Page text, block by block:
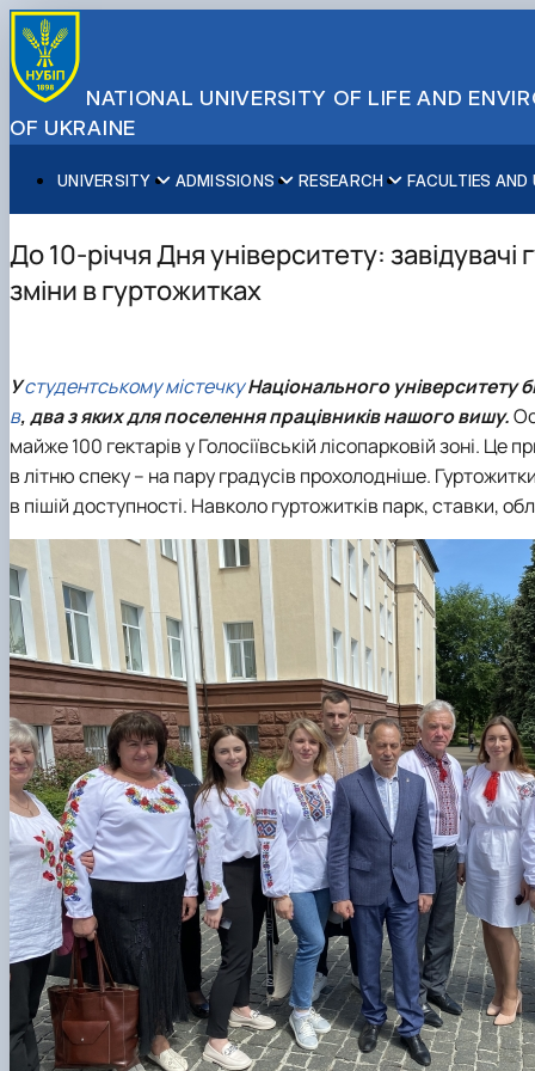
NATIONAL UNIVERSITY OF LIFE AND
OF UKRAINE
UNIVERSITY
About NUBiP
Campus & Facilities
Distinguished Community
ADMISSIONS
Academic Programs
International Student Support
About Ukraine and Kyiv
RESEARCH
Research Excellence
Projects
Publications & Journals
Science for Business
FACULTIES AND
Educational and Research Institutes
Educational & Research Farms
Research Institutes
Partnerships
Erasmus+ Mobility
International Relations Office
Faculties and Units
Press Service
До 10-річчя Дня університету:
зміни в гуртожитках
Устудентському містечкуНаціонального університету
в, два з яких для поселення працівників нашого вишу.
майже 100 гектарів у Голосіївській лісопарковій зоні.
в літню спеку – на пару градусів прохолодніше.
в пішій доступності. Навколо гуртожитків парк, ставки,